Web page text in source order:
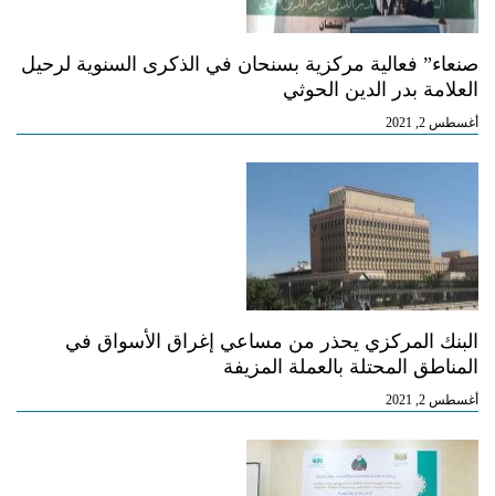
صنعاء” فعالية مركزية بسنحان في الذكرى السنوية لرحيل
العلامة بدر الدين الحوثي
أغسطس 2, 2021
البنك المركزي يحذر من مساعي إغراق الأسواق في
المناطق المحتلة بالعملة المزيفة
أغسطس 2, 2021